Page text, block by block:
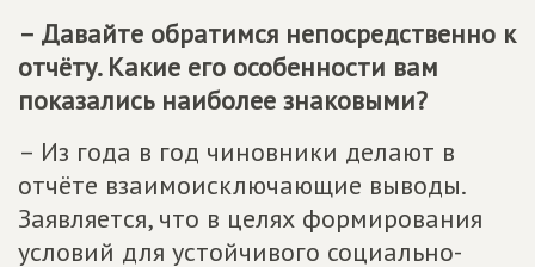
– Давайте обратимся непосредственно к
отчёту. Какие его особенности вам
показались наиболее знаковыми?
– Из года в год чиновники делают в
отчёте взаимоисключающие выводы.
Заявляется, что в целях формирования
условий для устойчивого социально-